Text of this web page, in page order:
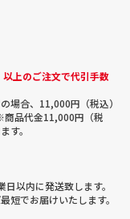
上のご注文で代引手数
場合、11,000円（税込）
商品代金11,000円（税
す。
以内に発送致します。
短でお届けいたします。